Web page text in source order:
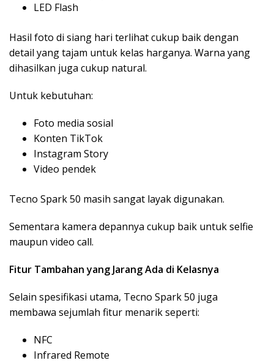
LED Flash
Hasil foto di siang hari terlihat cukup baik dengan
detail yang tajam untuk kelas harganya. Warna yang
dihasilkan juga cukup natural.
Untuk kebutuhan:
Foto media sosial
Konten TikTok
Instagram Story
Video pendek
Tecno Spark 50 masih sangat layak digunakan.
Sementara kamera depannya cukup baik untuk selfie
maupun video call.
Fitur Tambahan yang Jarang Ada di Kelasnya
Selain spesifikasi utama, Tecno Spark 50 juga
membawa sejumlah fitur menarik seperti:
NFC
Infrared Remote